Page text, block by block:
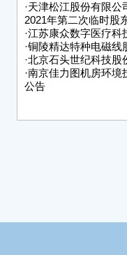
·天津松江股份有限公
2021年第二次临时股
·江苏康众数字医疗科
·铜陵精达特种电磁线
·北京石头世纪科技股
·南京佳力图机房环境
公告